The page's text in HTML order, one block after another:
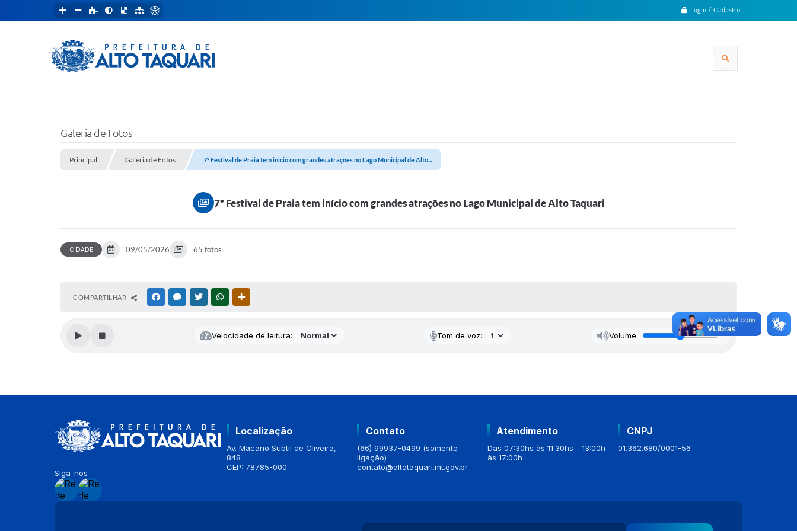
Login / Cadastro
Galeria de Fotos
Principal Galeria de Fotos 7º Festival de Praia tem início com grandes atrações no Lago Municipal de Alto...
7º Festival de Praia tem início com grandes atrações no Lago Municipal de Alto Taquari
CIDADE 09/05/2026 65 fotos
COMPARTILHAR FACEBOOKMESSENGER
TWITTERWHATSAPP
Velocidade de leitura: Tom de voz: Volume
Siga-nos
Localização
Av. Macario Subtil de Oliveira,
848
CEP: 78785-000
Contato
(66) 99937-0499 (somente
ligação)
contato@altotaquari.mt.gov.br
Atendimento
Das 07:30hs às 11:30hs - 13:00h
às 17:00h
CNPJ
01.362.680/0001-56